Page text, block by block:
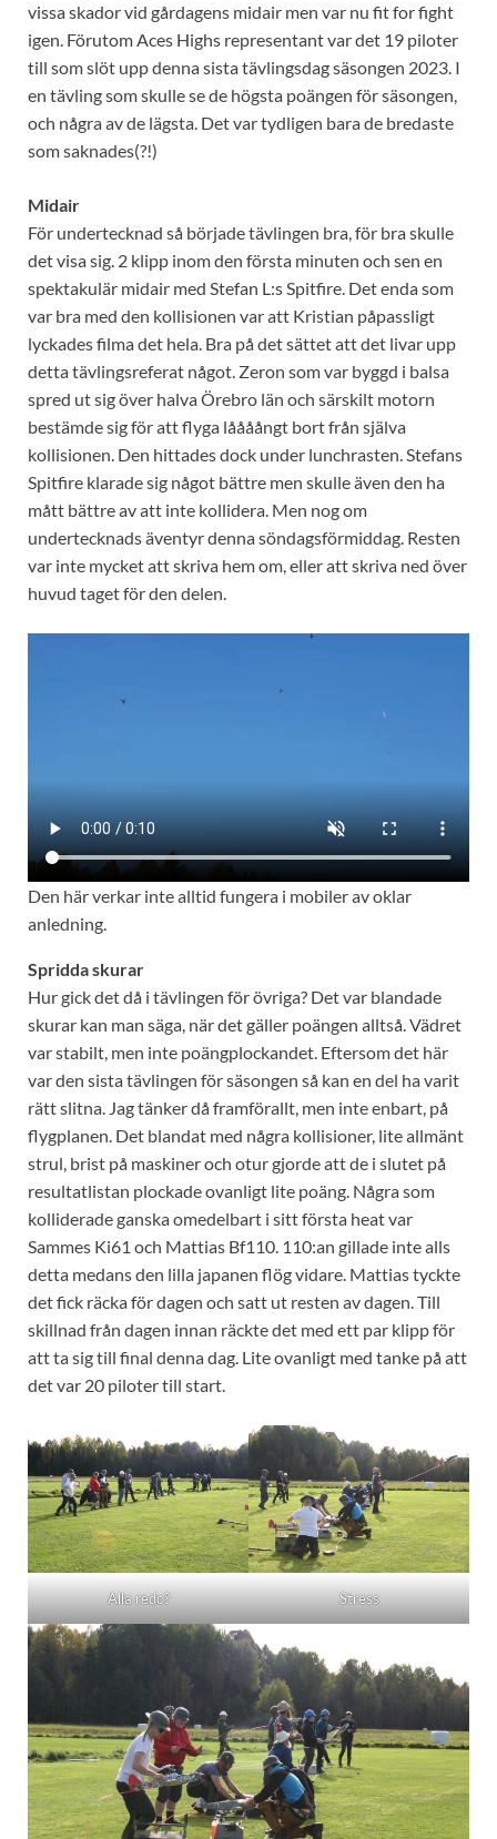
vissa skador vid gårdagens midair men var nu fit for fight
igen. Förutom Aces Highs representant var det 19 piloter
till som slöt upp denna sista tävlingsdag säsongen 2023. I
en tävling som skulle se de högsta poängen för säsongen,
och några av de lägsta. Det var tydligen bara de bredaste
som saknades(?!)
Midair
För undertecknad så började tävlingen bra, för bra skulle
det visa sig. 2 klipp inom den första minuten och sen en
spektakulär midair med Stefan L:s Spitfire. Det enda som
var bra med den kollisionen var att Kristian påpassligt
lyckades filma det hela. Bra på det sättet att det livar upp
detta tävlingsreferat något. Zeron som var byggd i balsa
spred ut sig över halva Örebro län och särskilt motorn
bestämde sig för att flyga låååångt bort från själva
kollisionen. Den hittades dock under lunchrasten. Stefans
Spitfire klarade sig något bättre men skulle även den ha
mått bättre av att inte kollidera. Men nog om
undertecknads äventyr denna söndagsförmiddag. Resten
var inte mycket att skriva hem om, eller att skriva ned över
huvud taget för den delen.
Den här verkar inte alltid fungera i mobiler av oklar
anledning.
Spridda skurar
Hur gick det då i tävlingen för övriga? Det var blandade
skurar kan man säga, när det gäller poängen alltså. Vädret
var stabilt, men inte poängplockandet. Eftersom det här
var den sista tävlingen för säsongen så kan en del ha varit
rätt slitna. Jag tänker då framförallt, men inte enbart, på
flygplanen. Det blandat med några kollisioner, lite allmänt
strul, brist på maskiner och otur gjorde att de i slutet på
resultatlistan plockade ovanligt lite poäng. Några som
kolliderade ganska omedelbart i sitt första heat var
Sammes Ki61 och Mattias Bf110. 110:an gillade inte alls
detta medans den lilla japanen flög vidare. Mattias tyckte
det fick räcka för dagen och satt ut resten av dagen. Till
skillnad från dagen innan räckte det med ett par klipp för
att ta sig till final denna dag. Lite ovanligt med tanke på att
det var 20 piloter till start.
Alla redo? Stress